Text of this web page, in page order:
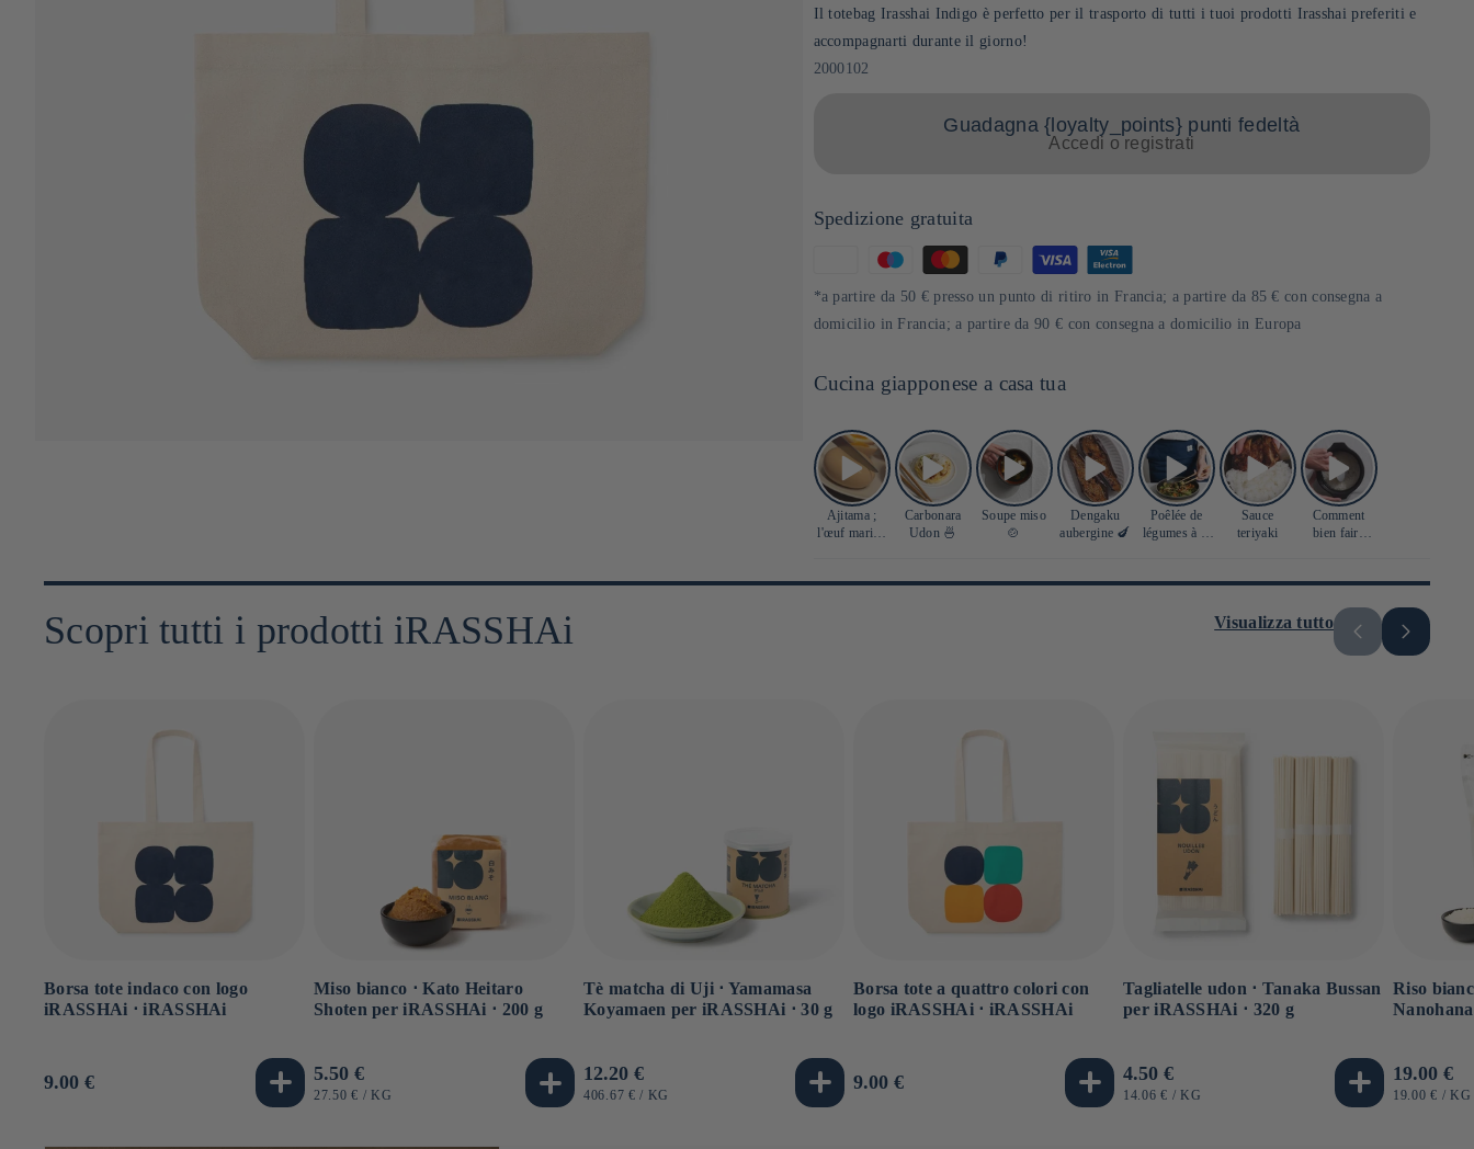
Il totebag Irasshai Indigo è perfetto per il trasporto di tutti i tuoi prodotti Irasshai preferiti e
accompagnarti durante il giorno!
SKU:
2000102
Guadagna {loyalty_points} punti fedeltà
Accedi o registrati
Spedizione gratuita
di
pagamento
*a partire da 50 € presso un punto di ritiro in Francia; a partire da 85 € con consegna a
domicilio in Francia; a partire da 90 € con consegna a domicilio in Europa
Cucina giapponese a casa tua
Ajitama ;
l'œuf mariné
Carbonara
Udon 🍜
Soupe miso
🍲
Dengaku
aubergine 🍆
Poêlée de
légumes à la
Sauce
teriyaki
Comment
bien faire
Scopri tutti i prodotti iRASSHAi Visualizza tutto
Borsa tote indaco con logo
iRASSHAi ⋅ iRASSHAi
Prezzo
9.00 €
Miso bianco ⋅ Kato Heitaro
Shoten per iRASSHAi ⋅ 200 g
Prezzo
di
5.50 €
PREZZO
27.50 € / PER
KG
Tè matcha di Uji ⋅ Yamamasa
Koyamaen per iRASSHAi ⋅ 30 g
Prezzo
di
12.20 €
PREZZO
406.67 € / PER
KG
Borsa tote a quattro colori con
logo iRASSHAi ⋅ iRASSHAi
Prezzo
9.00 €
Tagliatelle udon ⋅ Tanaka Bussan
per iRASSHAi ⋅ 320 g
Prezzo
di
4.50 €
PREZZO
14.06 € / PER
KG
Riso
Prezzo
di
19.00 €
PREZZO
19.00 € / KG